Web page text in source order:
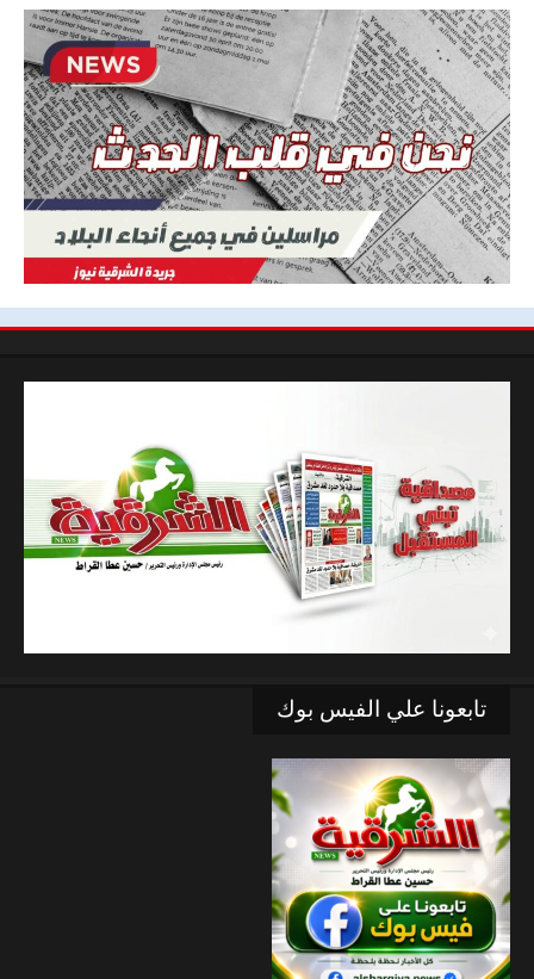
تابعونا علي الفيس بوك